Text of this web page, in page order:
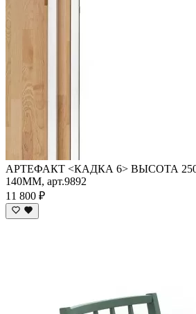
АРТЕФАКТ <КАДКА 6> ВЫСОТА
140ММ, арт.9892
11 800 ₽